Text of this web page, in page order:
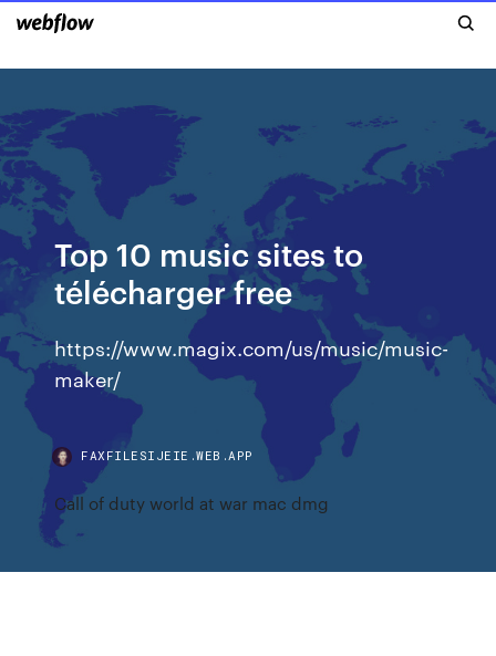
Top 10 music sites to
télécharger free
https://www.magix.com/us/music/music-
maker/
FAXFILESIJEIE.WEB.APP
Call of duty world at war mac dmg